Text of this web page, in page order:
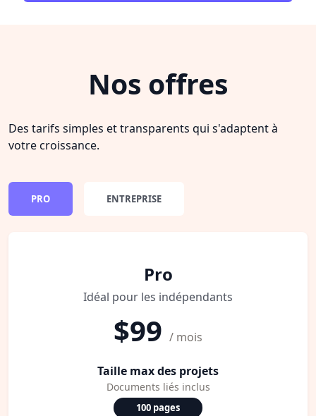
Nos offres
Des tarifs simples et transparents qui s'adaptent à
votre croissance.
PRO ENTREPRISE
Pro
Idéal pour les indépendants
$99 / mois
Taille max des projets
Documents liés inclus
100 pages